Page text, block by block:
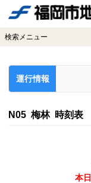
検索メニュー
運行情報
N05 梅林 時刻表
本